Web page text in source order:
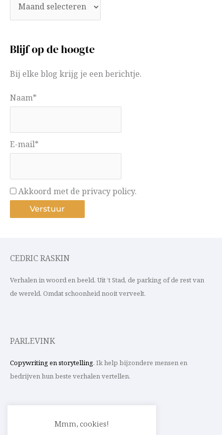
Blijf op de hoogte
Bij elke blog krijg je een berichtje.
Naam*
E-mail*
Akkoord met de privacy policy.
CEDRIC RASKIN
Verhalen in woord en beeld. Uit ’t Stad, de parking of de rest van
de wereld. Omdat schoonheid nooit verveelt.
PARLEVINK
Copywriting en storytelling. Ik help bijzondere mensen en
bedrijven hun beste verhalen vertellen.
Mmm, cookies!